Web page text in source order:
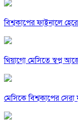
বিশ্বকাপের ফাইনালে
থিয়াগো মেসিতে স্বপ্ন
মেসিকে বিশ্বকাপের